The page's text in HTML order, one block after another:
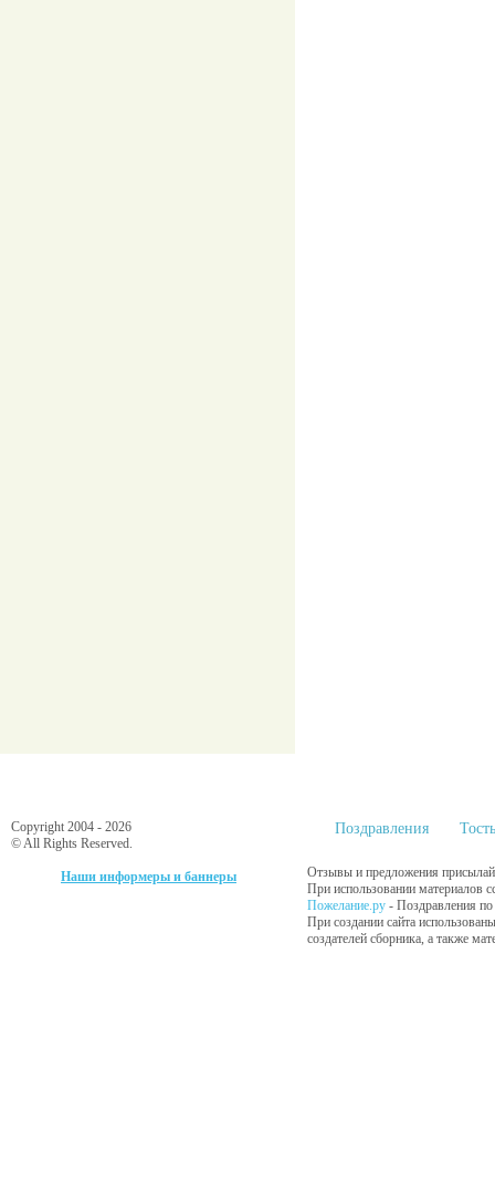
Copyright 2004 - 2026
© All Rights Reserved.
Наши информеры и баннеры
Поздравления
Отзывы и предложения
При использовании материалов
Пожелание.ру - Поздравления
При создании сайта
создателей сборника, а также